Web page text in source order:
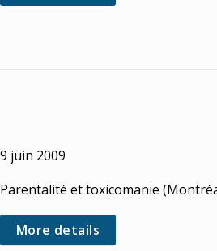
9 juin 2009
Parentalité et toxicomanie
More details